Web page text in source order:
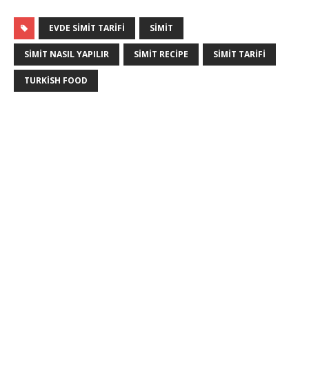
EVDE SIMIT TARIFI SIMIT
SIMIT NASIL YAPILIR SIMIT RECIPE SIMIT TARIFI
TURKISH FOOD